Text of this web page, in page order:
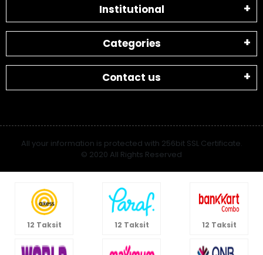
Institutional
Categories
Contact us
All your information is protected with 256bit SSL Certificate.
© 2020 All Rights Reserved
12 Taksit 12 Taksit 12 Taksit